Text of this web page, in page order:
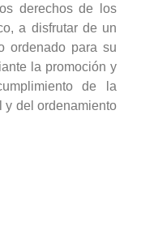
derechos de los
a disfrutar de un
ordenado para su
la promoción y
de la
y del ordenamiento